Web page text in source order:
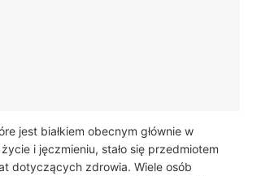
jest białkiem obecnym głównie w
i jęczmieniu, stało się przedmiotem
dotyczących zdrowia. Wiele osób